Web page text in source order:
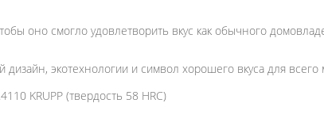
оно смогло удовлетворить вкус как обычного
экотехнологии и символ хорошего вкуса для всего
KRUPP (твердость 58 HRC)